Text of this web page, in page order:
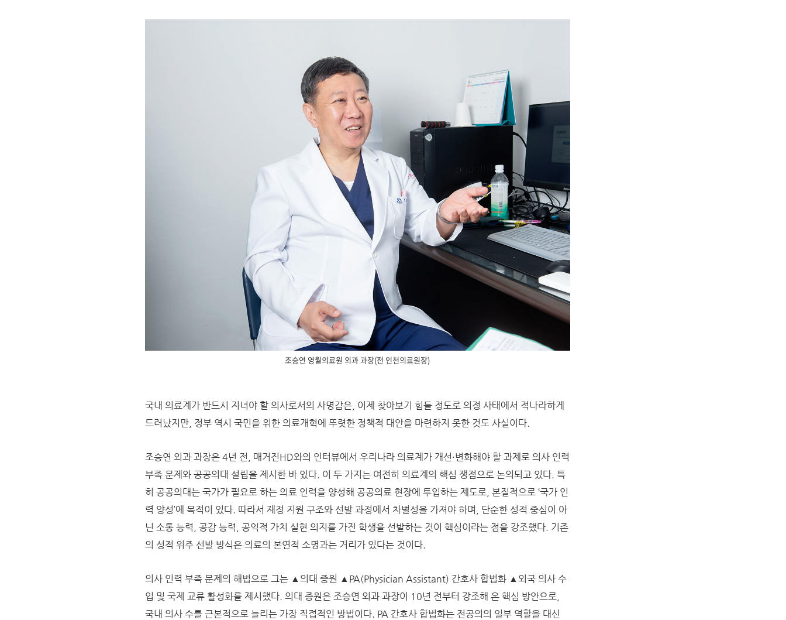
조승연 영월의료원 외과 과장(전 인천의료원장)
국내 의료계가 반드시 지녀야 할 의사로서의 사명감은, 이제 찾아보기 힘들 정도로 의정 사태에서 적나라하게
드러났지만, 정부 역시 국민을 위한 의료개혁에 뚜렷한 정책적 대안을 마련하지 못한 것도 사실이다.
조승연 외과 과장은 4년 전, 매거진HD와의 인터뷰에서 우리나라 의료계가 개선·변화해야 할 과제로 의사 인력
부족 문제와 공공의대 설립을 제시한 바 있다. 이 두 가지는 여전히 의료계의 핵심 쟁점으로 논의되고 있다. 특
히 공공의대는 국가가 필요로 하는 의료 인력을 양성해 공공의료 현장에 투입하는 제도로, 본질적으로 ‘국가 인
력 양성’에 목적이 있다. 따라서 재정 지원 구조와 선발 과정에서 차별성을 가져야 하며, 단순한 성적 중심이 아
닌 소통 능력, 공감 능력, 공익적 가치 실현 의지를 가진 학생을 선발하는 것이 핵심이라는 점을 강조했다. 기존
의 성적 위주 선발 방식은 의료의 본연적 소명과는 거리가 있다는 것이다.
의사 인력 부족 문제의 해법으로 그는 ▲의대 증원 ▲PA(Physician Assistant) 간호사 합법화 ▲외국 의사 수
입 및 국제 교류 활성화를 제시했다. 의대 증원은 조승연 외과 과장이 10년 전부터 강조해 온 핵심 방안으로,
국내 의사 수를 근본적으로 늘리는 가장 직접적인 방법이다. PA 간호사 합법화는 전공의의 일부 역할을 대신